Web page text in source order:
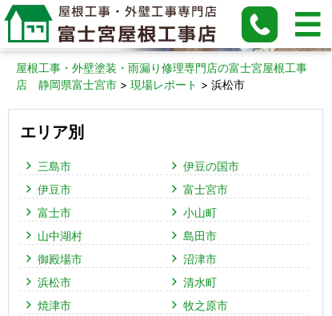
浜松市の現場レポート
屋根工事・外壁塗装・雨漏り修理専門店の富士宮屋根工事
店 静岡県富士宮市 > 現場レポート > 浜松市
エリア別
三島市
伊豆の国市
伊豆市
富士宮市
富士市
小山町
山中湖村
島田市
御殿場市
沼津市
浜松市
清水町
焼津市
牧之原市